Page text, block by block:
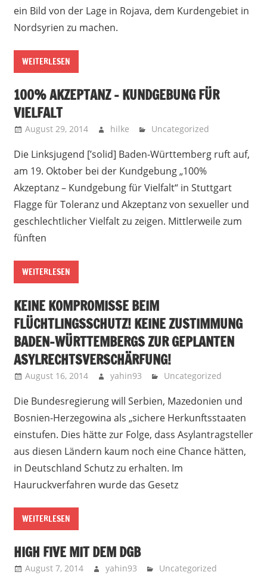
ein Bild von der Lage in Rojava, dem Kurdengebiet in
Nordsyrien zu machen.
WEITERLESEN
100% AKZEPTANZ – KUNDGEBUNG FÜR
VIELFALT
August 29, 2014 hilke Uncategorized
Die Linksjugend [’solid] Baden-Württemberg ruft auf,
am 19. Oktober bei der Kundgebung „100%
Akzeptanz – Kundgebung für Vielfalt“ in Stuttgart
Flagge für Toleranz und Akzeptanz von sexueller und
geschlechtlicher Vielfalt zu zeigen. Mittlerweile zum
fünften
WEITERLESEN
KEINE KOMPROMISSE BEIM
FLÜCHTLINGSSCHUTZ! KEINE ZUSTIMMUNG
BADEN-WÜRTTEMBERGS ZUR GEPLANTEN
ASYLRECHTSVERSCHÄRFUNG!
August 16, 2014 yahin93 Uncategorized
Die Bundesregierung will Serbien, Mazedonien und
Bosnien-Herzegowina als „sichere Herkunftsstaaten
einstufen. Dies hätte zur Folge, dass Asylantragsteller
aus diesen Ländern kaum noch eine Chance hätten,
in Deutschland Schutz zu erhalten. Im
Hauruckverfahren wurde das Gesetz
WEITERLESEN
HIGH FIVE MIT DEM DGB
August 7, 2014 yahin93 Uncategorized